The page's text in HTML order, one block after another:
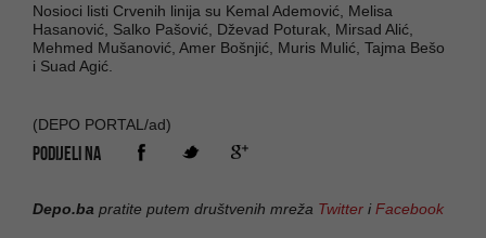
Nosioci listi Crvenih linija su Kemal Ademović, Melisa
Hasanović, Salko Pašović, Dževad Poturak, Mirsad Alić,
Mehmed Mušanović, Amer Bošnjić, Muris Mulić, Tajma Bešo
i Suad Agić.
(DEPO PORTAL/ad)
PODIJELI NA
Depo.ba pratite putem društvenih mreža Twitter iFacebook